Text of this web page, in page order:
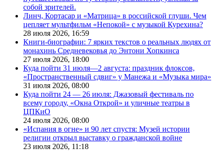
собой зрителей.
Линч, Кортасар и «Матрица» в российской глуши. Чем
цепляет мультфильм «Непокой» с музыкой Курехина?
28 июля 2026, 16:59
Книги-биографии: 7 ярких текстов о реальных людях от
монахинь Средневековья до Энтони Хопкинса
27 июля 2026, 18:00
Куда пойти 31 июля—2 августа: праздник флоксов,
«Пространственный сдвиг» у Манежа и «Музыка мира»
31 июля 2026, 08:00
Куда пойти 24 — 26 июля: Джазовый фестиваль по
всему городу, «Окна Открой» и уличные театры в
ЦПКиО
24 июля 2026, 08:00
«Испания в огне» и 90 лет спустя: Музей истории
религии открыл выставку о гражданской войне
23 июля 2026, 11:18